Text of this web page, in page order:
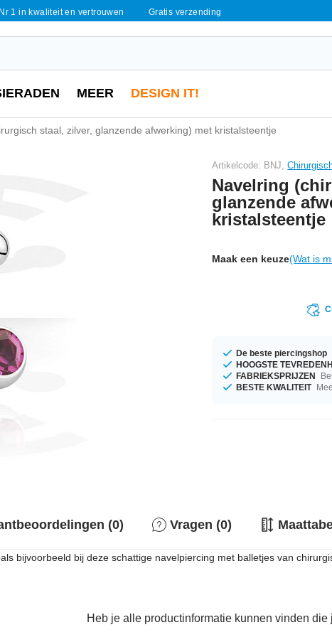
Nr 1 in kwaliteit en vertrouwen Gratis verzending
MEER DESIGN IT!
staal, zilver, glanzende afwerking) met kristalsteentje
Artikelcode: BNJ,
Navelring
glanzende
kristalsteentje
Maak een keuze(Wat is
De beste piercingshop
HOOGSTE
FABRIEKSPRIJZEN
BESTE KWALITEIT
(0) Vragen (0)
bijvoorbeeld bij deze schattige navelpiercing met balletjes van
Heb je alle productinformatie kunnen vinden die